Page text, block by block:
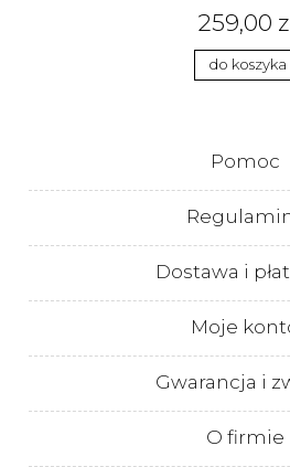
259,00
do koszyka
Pomoc
Dostawa i
Moje
Gwarancja i
O firmie